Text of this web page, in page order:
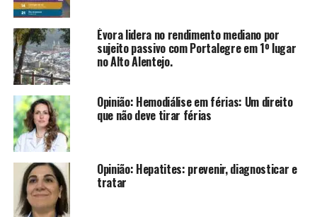
Évora lidera no rendimento mediano por
sujeito passivo com Portalegre em 1º lugar
no Alto Alentejo.
Opinião: Hemodiálise em férias: Um direito
que não deve tirar férias
Opinião: Hepatites: prevenir, diagnosticar e
tratar